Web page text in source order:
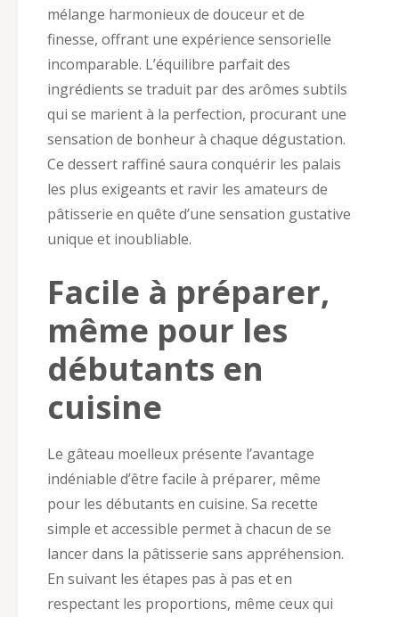
mélange harmonieux de douceur et de
finesse, offrant une expérience sensorielle
incomparable. L’équilibre parfait des
ingrédients se traduit par des arômes subtils
qui se marient à la perfection, procurant une
sensation de bonheur à chaque dégustation.
Ce dessert raffiné saura conquérir les palais
les plus exigeants et ravir les amateurs de
pâtisserie en quête d’une sensation gustative
unique et inoubliable.
Facile à préparer,
même pour les
débutants en
cuisine
Le gâteau moelleux présente l’avantage
indéniable d’être facile à préparer, même
pour les débutants en cuisine. Sa recette
simple et accessible permet à chacun de se
lancer dans la pâtisserie sans appréhension.
En suivant les étapes pas à pas et en
respectant les proportions, même ceux qui